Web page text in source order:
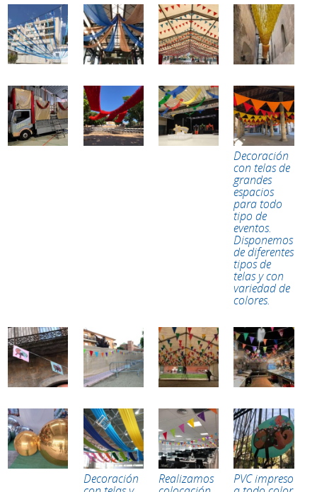
Decoración
con telas de
grandes
espacios
para todo
tipo de
eventos.
Disponemos
de diferentes
tipos de
telas y con
variedad de
colores.
Decoración
Realizamos
PVC impreso